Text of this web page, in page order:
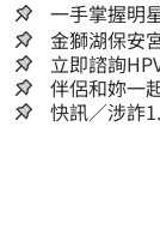
金獅湖保安
份曝
立即諮詢
嫌晚！
伴侶和妳一
快訊／涉詐